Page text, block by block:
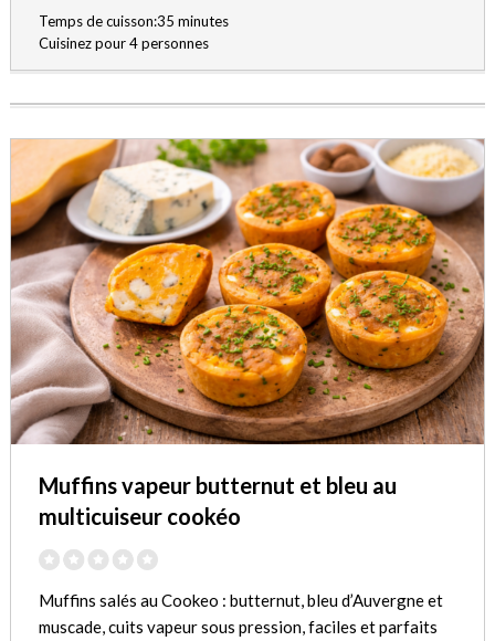
Temps de cuisson:35 minutes
Cuisinez pour 4 personnes
Muffins vapeur butternut et bleu au
multicuiseur cookéo
Muffins salés au Cookeo : butternut, bleu d’Auvergne et
muscade, cuits vapeur sous pression, faciles et parfaits